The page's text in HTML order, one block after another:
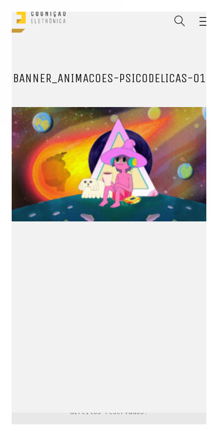
BANNER_ANIMACOES-PSICODELICAS-01
ENTRE PARA O NOSSOMEMBERS CLUB
E receba códigos promocionais para festas, free
downloads e mais.
direitos reservados.